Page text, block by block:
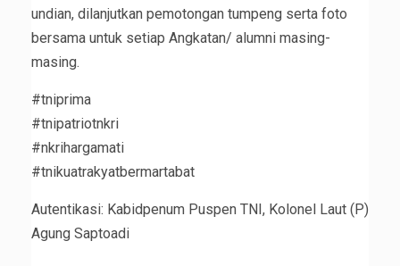
undian, dilanjutkan pemotongan tumpeng serta foto
bersama untuk setiap Angkatan/ alumni masing-
masing.
#tniprima
#tnipatriotnkri
#nkrihargamati
#tnikuatrakyatbermartabat
Autentikasi: Kabidpenum Puspen TNI, Kolonel Laut (P)
Agung Saptoadi